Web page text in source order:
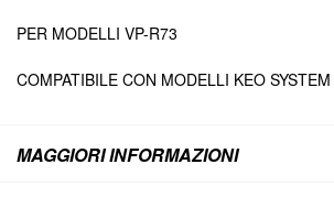
PER MODELLI VP-R73
COMPATIBILE CON MODELLI KEO SYSTEM
MAGGIORI INFORMAZIONI